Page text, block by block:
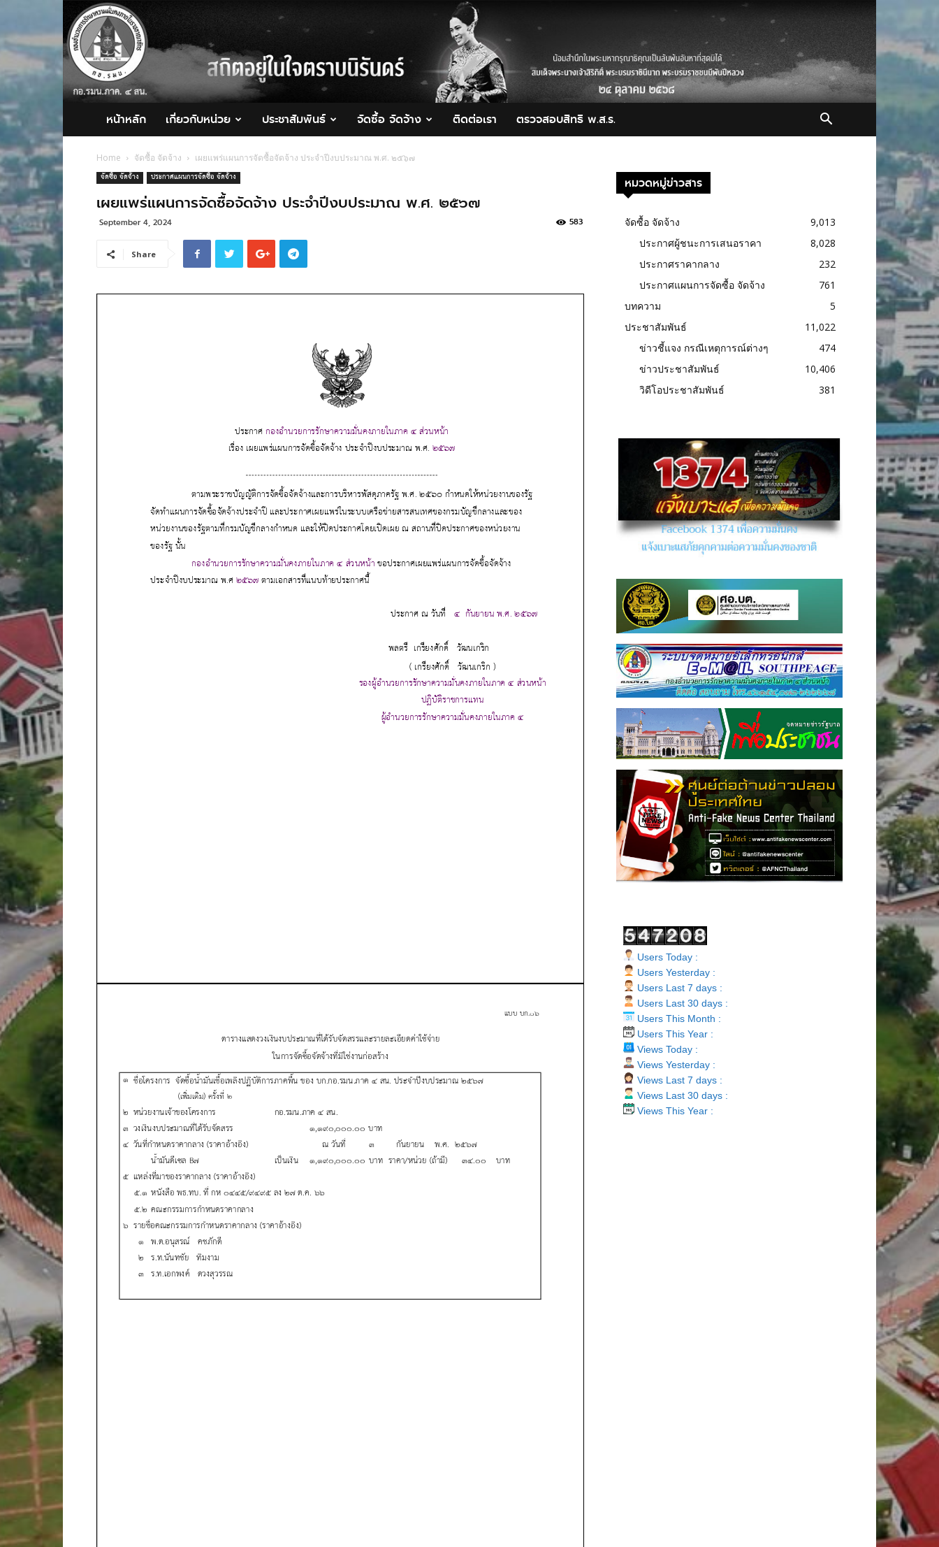
กอ.รมน.ภาค
4
สน.
หน้าหลัก เกี่ยวกับหน่วย ประชาสัมพันธ์ จัดซื้อ จัดจ้าง ติดต่อเรา ตรวจสอบสิทธิ พ.ส.ร.
Home จัดซื้อ จัดจ้าง เผยแพร่แผนการจัดซื้อจัดจ้าง ประจำปีงบประมาณ พ.ศ. ๒๕๖๗
จัดซื้อ จัดจ้าง ประกาศแผนการจัดซื้อ จัดจ้าง
เผยแพร่แผนการจัดซื้อจัดจ้าง ประจำปีงบประมาณ พ.ศ. ๒๕๖๗
September 4, 2024 583
Share
หมวดหมู่ข่าวสาร
จัดซื้อ จัดจ้าง
9,013
ประกาศผู้ชนะการเสนอราคา
8,028
ประกาศราคากลาง
232
ประกาศแผนการจัดซื้อ จัดจ้าง
761
บทความ
5
ประชาสัมพันธ์
11,022
ข่าวชี้แจง กรณีเหตุการณ์ต่างๆ
474
ข่าวประชาสัมพันธ์
10,406
วิดีโอประชาสัมพันธ์
381
Users Today :
Users Yesterday :
Users Last 7 days :
Users Last 30 days :
Users This Month :
Users This Year :
Views Today :
Views Yesterday :
Views Last 7 days :
Views Last 30 days :
Views This Year :